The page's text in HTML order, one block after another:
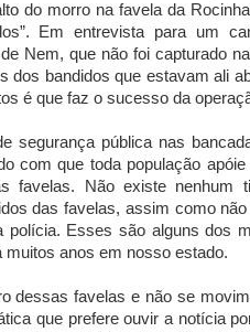
do morro na favela da
Em entrevista para um
Nem, que não foi capturado
dos bandidos que estavam ali
é que faz o sucesso da
segurança pública nas
com que toda população apóie
favelas. Não existe nenhum
das favelas, assim como
polícia. Esses são alguns dos
anos em nosso estado.
dessas favelas e não se
que prefere ouvir a notícia